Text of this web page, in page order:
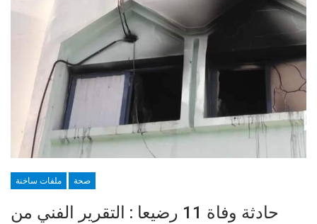
ملفات ساخنة صحة
حادثة وفاة 11 رضيعا : التقرير الفني من